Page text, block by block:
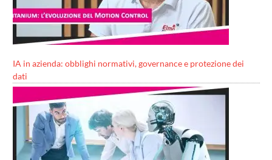
IA in azienda: obblighi normativi, governance e protezione dei
dati